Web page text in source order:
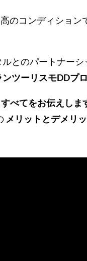
のコンディション
とのパートナーシ
ツーリスモDDプロ
べてをお伝えしま
メリットとデメリ